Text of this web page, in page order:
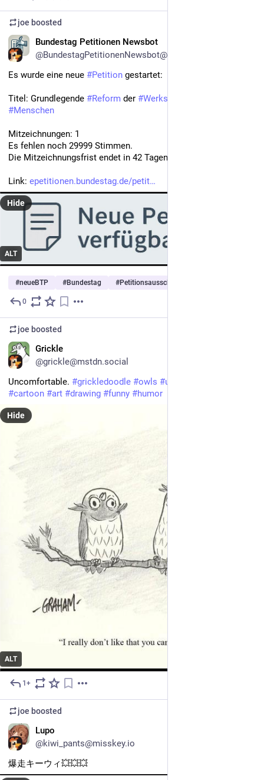
joe boosted
Bundestag Petitionen Newsbot
Es wurde eine neue #Petition gestartet:
Titel: Grundlegende #Reform der #Werkstätten
#Menschen
Mitzeichnungen: 1
Es fehlen noch 29999 Stimmen.
Die Mitzeichnungsfrist endet in 42 Tagen am 08.09.2026.
Link: epetitionen.bundestag.de/petit
ALT
Hide
#neueBTP #Bundestag #Petitionsausschuss
0
joe boosted
Grickle
@grickle@mstdn.social
Uncomfortable. #grickledoodle #owls #upsidedown
#cartoon #art #drawing #funny #humor
ALT
Hide
1+
joe boosted
Lupo
@kiwi_pants@misskey.io
爆走キーウィ💥💥💥